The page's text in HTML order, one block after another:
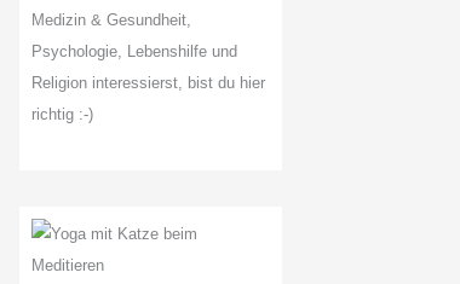
Medizin & Gesundheit,
Psychologie, Lebenshilfe und
Religion interessierst, bist du hier
richtig :-)